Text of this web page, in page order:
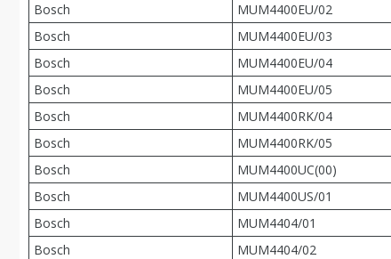
Bosch
MUM4400EU/02
Bosch
MUM4400EU/03
Bosch
MUM4400EU/04
Bosch
MUM4400EU/05
Bosch
MUM4400RK/04
Bosch
MUM4400RK/05
Bosch
MUM4400UC(00)
Bosch
MUM4400US/01
Bosch
MUM4404/01
Bosch
MUM4404/02